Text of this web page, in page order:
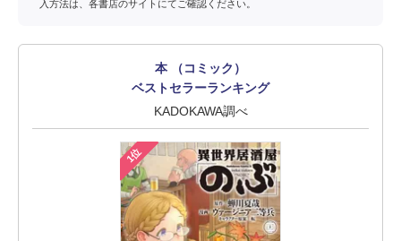
入方法は、各書店のサイトにてご確認ください。
本 （コミック）
ベストセラーランキング
KADOKAWA調べ
1位